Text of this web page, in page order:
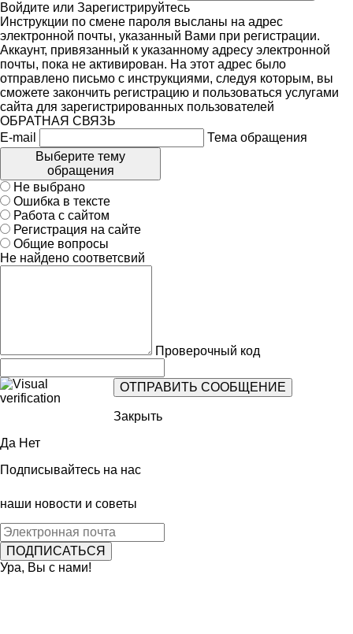
Войдите или Зарегистрируйтесь
Инструкции по смене пароля высланы на адрес
электронной почты, указанный Вами при регистрации.
Аккаунт, привязанный к указанному адресу электронной
почты, пока не активирован. На этот адрес было
отправлено письмо с инструкциями, следуя которым, вы
сможете закончить регистрацию и пользоваться услугами
сайта для зарегистрированных пользователей
ОБРАТНАЯ СВЯЗЬ
E-mail
Тема обращения
Выберите тему
обращения
Не выбрано
Ошибка в тексте
Работа с сайтом
Регистрация на сайте
Общие вопросы
Не найдено соответсвий
Проверочный код
Закрыть
Да Нет
Подписывайтесь на нас
наши новости и советы
Ура, Вы с нами!